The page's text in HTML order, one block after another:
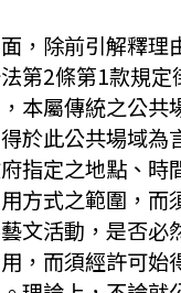
，除前引解釋理
第2條第1款規定
本屬傳統之公共
於此公共場域為
指定之地點、時
方式之範圍，而
文活動，是否必
，而須經許可始